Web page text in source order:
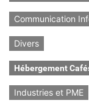
Communication
Divers
Hébergement
Industries et PME